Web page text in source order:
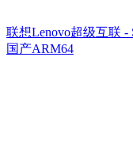
联想Lenovo超级互联 -
国产ARM64